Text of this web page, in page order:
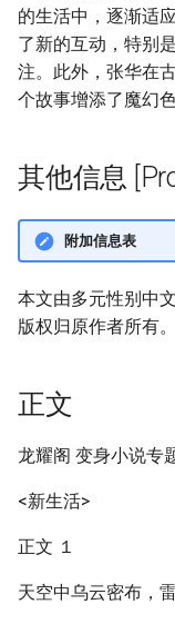
的生活中，逐渐适
了新的互动，特别
注。此外，张华在
个故事增添了魔幻色
其他信息
附加信息表
本文由多元性别中
版权归原作者所有。
正文
龙耀阁 变身小说专
<新生活>
正文 １
天空中乌云密布，